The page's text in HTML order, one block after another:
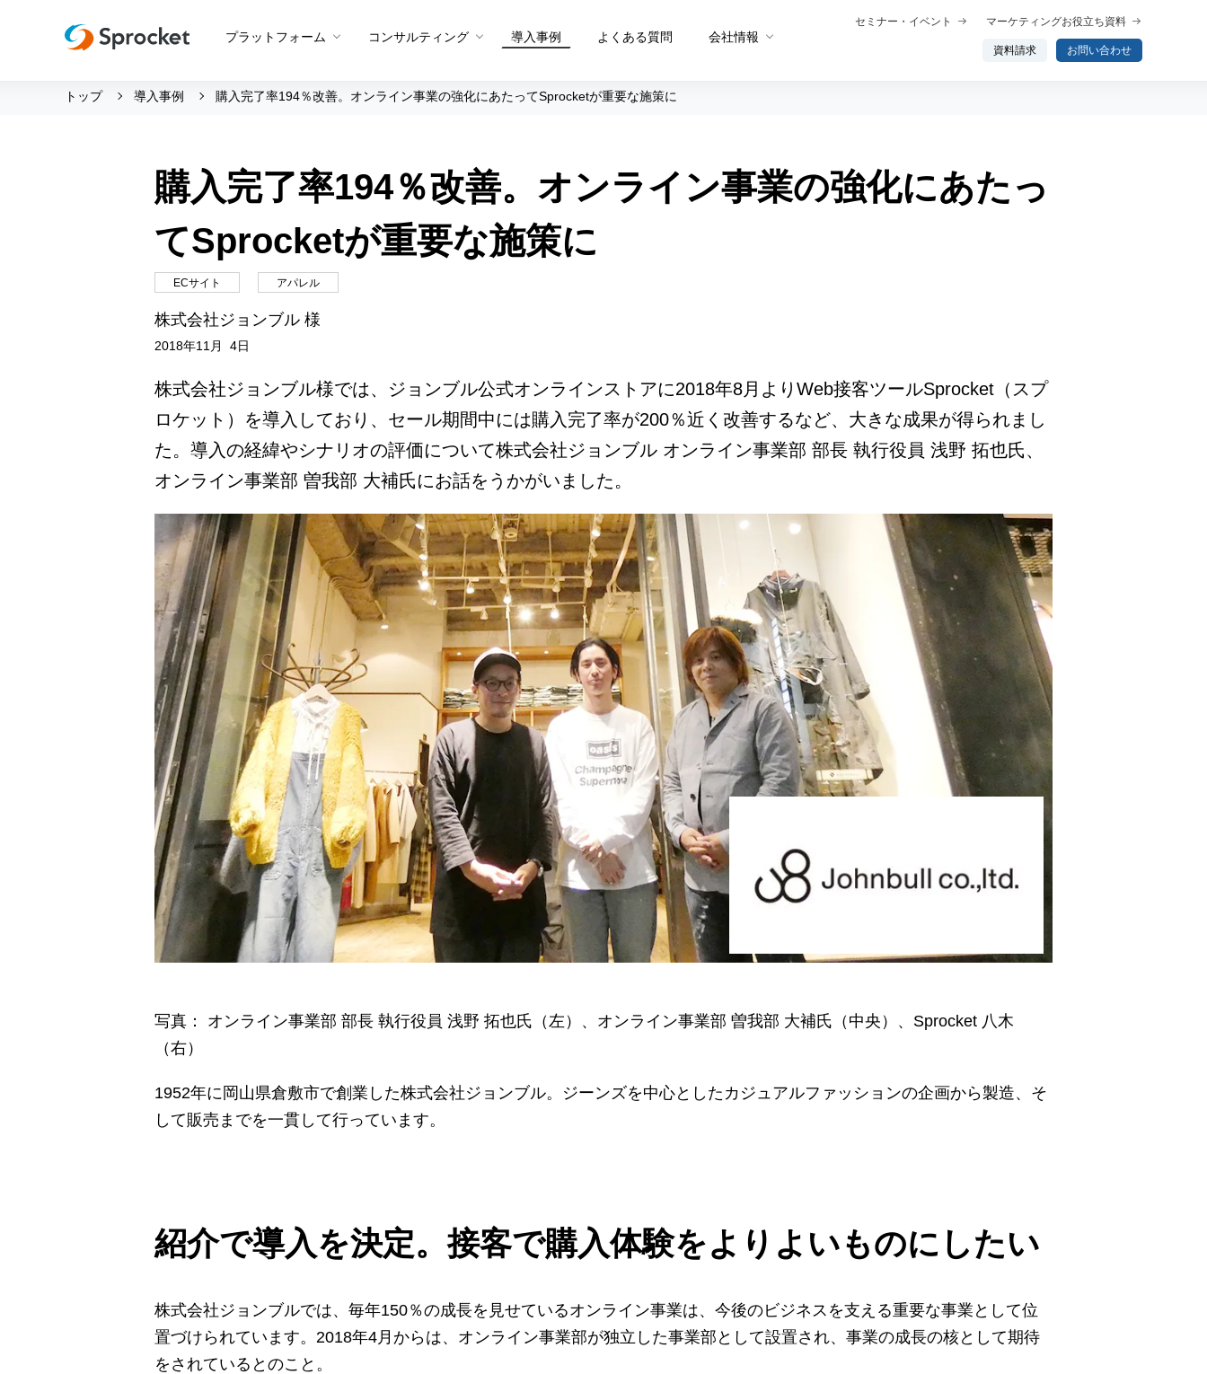
プラットフォーム
プロダクト概要
Web接客
アンケート
A/Bテスト
LINE活用
プロダクト概要
データ統合・抽出
セグメント適正スコア
プロダクト概要 プロダクト概要
コンサルティング
運用支援 トップ
Beyond CROコンサルティング
設定代行
サポートボット
メソッド トップ
メソッドを共有する仕組み
A/Bテストメソッド
広告効果最大化メソッド
顧客育成メソッド
導入事例 よくある質問 会社情報
会社情報 トップ
メンバー紹介
創業の想い
沿革
ビジョン・ミッション・バリュー
ロゴマーク
セミナー・イベント マーケティングお役立ち資料
資料請求 お問い合わせ
トップ 導入事例 購入完了率194％改善。オンライン事業の強化にあたってSprocketが重要な施策に
購入完了率194％改善。オンライン事業の強化にあたっ
てSprocketが重要な施策に
ECサイト アパレル
株式会社ジョンブル 様
2018年11月 4日
株式会社ジョンブル様では、ジョンブル公式オンラインストアに2018年8月よりWeb接客ツールSprocket（スプ
ロケット）を導入しており、セール期間中には購入完了率が200％近く改善するなど、大きな成果が得られまし
た。導入の経緯やシナリオの評価について株式会社ジョンブル オンライン事業部 部長 執行役員 浅野 拓也氏、
オンライン事業部 曽我部 大補氏にお話をうかがいました。
写真： オンライン事業部 部長 執行役員 浅野 拓也氏（左）、オンライン事業部 曽我部 大補氏（中央）、Sprocket 八木
（右）
1952年に岡山県倉敷市で創業した株式会社ジョンブル。ジーンズを中心としたカジュアルファッションの企画から製造、そ
して販売までを一貫して行っています。
紹介で導入を決定。接客で購入体験をよりよいものにしたい
株式会社ジョンブルでは、毎年150％の成長を見せているオンライン事業は、今後のビジネスを支える重要な事業として位
置づけられています。2018年4月からは、オンライン事業部が独立した事業部として設置され、事業の成長の核として期待
をされているとのこと。